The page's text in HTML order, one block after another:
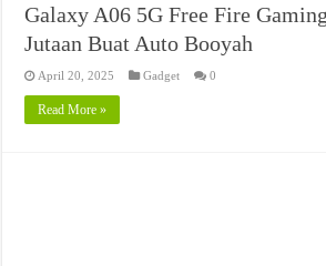
Galaxy A06 5G Free Fire
Jutaan Buat Auto Booyah
April 20, 2025 Gadget 0
Read More »